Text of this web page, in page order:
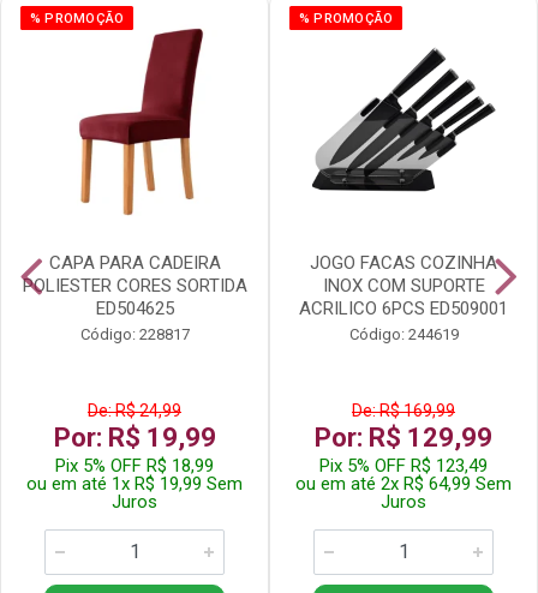
% PROMOÇÃO
CAPA PARA CADEIRA
POLIESTER CORES SORTIDA
ED504625
Código: 228817
De: R$ 24,99
Por: R$ 19,99
Pix 5% OFF R$ 18,99
ou em até 1x R$ 19,99 Sem
Juros
% PROMOÇÃO
JOGO FACAS COZINHA
INOX COM SUPORTE
ACRILICO 6PCS ED509001
Código: 244619
De: R$ 169,99
Por: R$ 129,99
Pix 5% OFF R$ 123,49
ou em até 2x R$ 64,99 Sem
Juros